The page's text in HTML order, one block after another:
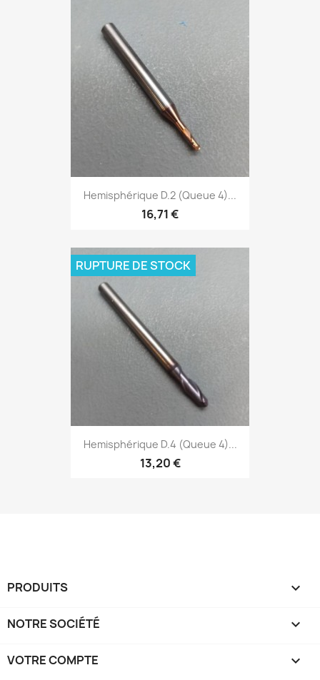
Hemisphérique D.2 (Queue 4)...
16,71 €
Hemisphérique D.4 (Queue 4)...
13,20 €
RUPTURE DE STOCK
PRODUITS 
NOTRE SOCIÉTÉ 
VOTRE COMPTE 